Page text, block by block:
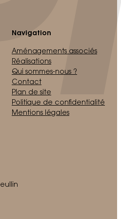
Navigation
Aménagements associés
Réalisations
Qui sommes-nous ?
Contact
Plan de site
Politique de confidentialité
Mentions légales